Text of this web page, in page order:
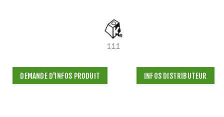
111
DEMANDE D'INFOS PRODUIT INFOS DISTRIBUTEUR